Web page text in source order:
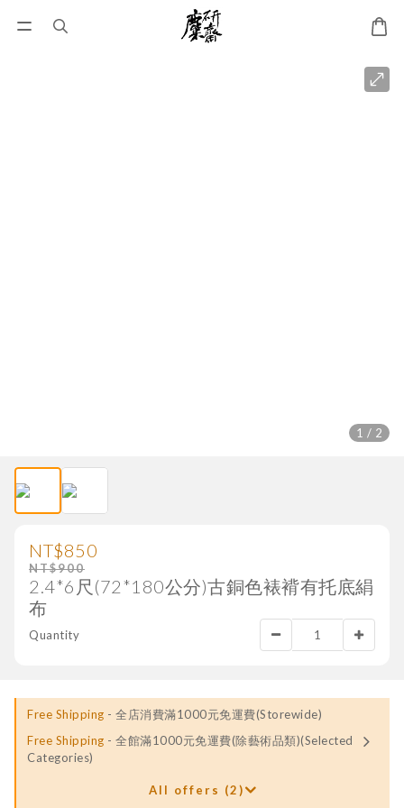
1 / 2
NT$850
NT$900
2.4*6尺(72*180公分)古銅色裱褙有托底絹
布
Quantity
Free Shipping - 全店消費滿1000元免運費(Storewide)
Free Shipping - 全館滿1000元免運費(除藝術品類)(Selected
Categories)
All offers (2)